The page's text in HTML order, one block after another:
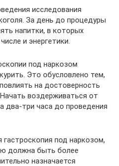
исследования
За день до процедуры
напитки, в которых
и энергетики.
под наркозом
Это обусловлено тем,
на достоверность
воздерживаться от
два-три часа до проведения
под наркозом,
должна быть более
назначается